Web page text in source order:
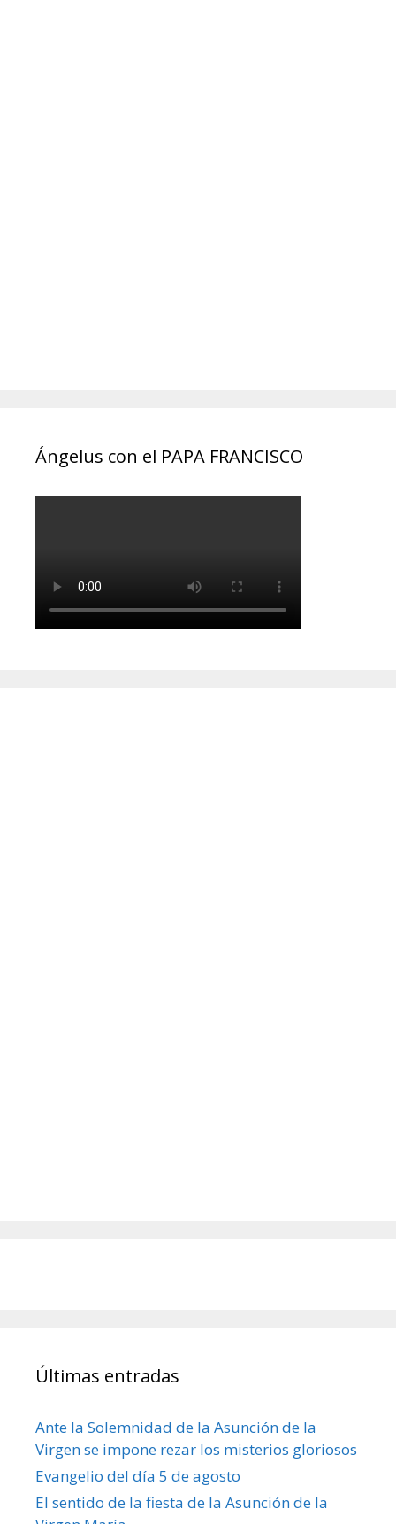
Ángelus con el PAPA FRANCISCO
Últimas entradas
Ante la Solemnidad de la Asunción de la
Virgen se impone rezar los misterios gloriosos
Evangelio del día 5 de agosto
El sentido de la fiesta de la Asunción de la